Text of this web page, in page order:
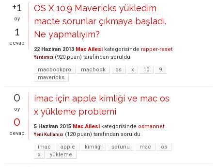
+1
oy
1
cevap
OS X 10.9 Mavericks yükledim
macte sorunlar çıkmaya başladı.
Ne yapmalıyım?
22 Haziran 2013 Mac Ailesi kategorisinde rapper-reset
Yardımcı (920 puan) tarafından soruldu
macbookpro
macbook os x 10
9
mavericks
0
oy
0
cevap
imac için apple kimliği ve mac os
x yükleme problemi
5 Haziran 2015 Mac Ailesi kategorisinde osmannet
Yeni Kullanıcı (120 puan) tarafından soruldu
imac
apple kimliği sorunu mac
os
x
yükleme